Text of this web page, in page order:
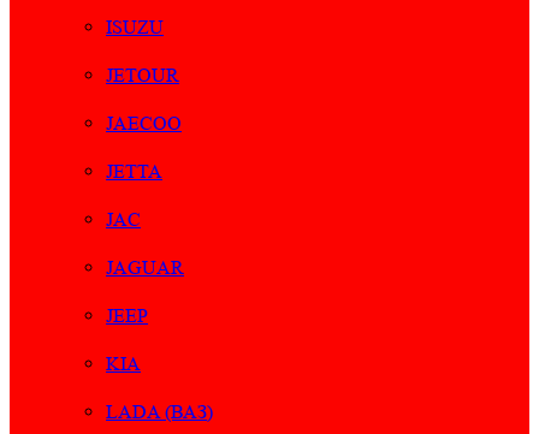
ISUZU
JETOUR
JAECOO
JETTA
JAC
JAGUAR
JEEP
KIA
LADA (ВАЗ)